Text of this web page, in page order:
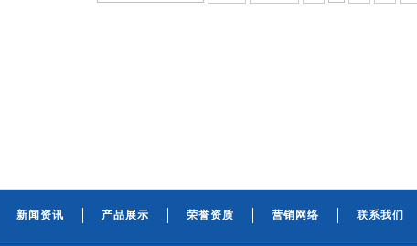
新闻资讯 产品展示 荣誉资质 营销网络 联系我们